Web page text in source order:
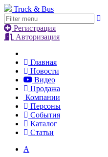
Truck & Bus
Регистрация
Авторизация
Главная
Новости
Видео
Продажа
Компании
Персоны
События
Каталог
Статьи
А